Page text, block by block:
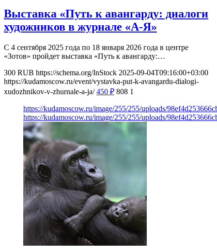
Выставка «Путь к авангарду: диалоги
художников в журнале «А-Я»
С 4 сентября 2025 года по 18 января 2026 года в центре
«Зотов» пройдет выставка «Путь к авангарду:…
300 RUB https://schema.org/InStock 2025-09-04T09:16:00+03:00
https://kudamoscow.ru/event/vystavka-put-k-avangardu-dialogi-
xudozhnikov-v-zhurnale-a-ja/ 450 ₽ 808 1
https://kudamoscow.ru/image/255/255/uploads/
https://kudamoscow.ru/image/255/255/uploads/